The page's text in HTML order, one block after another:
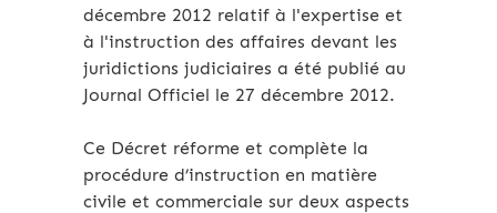
décembre 2012 relatif à l'expertise et
à l'instruction des affaires devant les
juridictions judiciaires a été publié au
Journal Officiel le 27 décembre 2012.
Ce Décret réforme et complète la
procédure d’instruction en matière
civile et commerciale sur deux aspects